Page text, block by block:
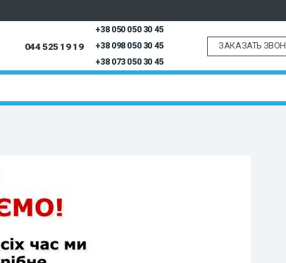
044 525 19 19
+38 050 050 30 45
+38 098 050 30 45
+38 073 050 30 45
ЗАКАЗАТЬ